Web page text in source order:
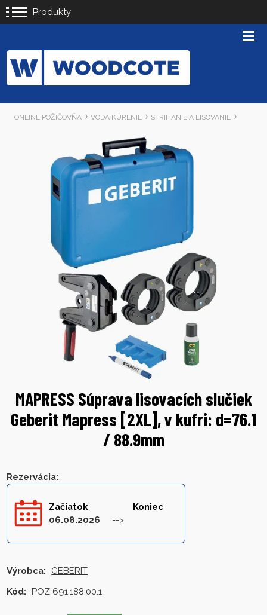
Produkty
ONLINE POŽIČOVŇA VODA KÚRENIE STRIHANIE A LISOVANIE
MAPRESS Súprava lisovacích slučiek
Geberit Mapress [2XL], v kufri: d=76.1
/ 88.9mm
Rezervácia:
Začiatok
06.08.2026
Koniec
Výrobca:
GEBERIT
Kód:
POZ 691.188.00.1